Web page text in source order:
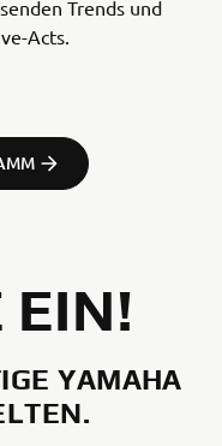
Trends und
Acts.
EIN!
YAMAHA